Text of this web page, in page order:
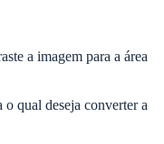
a imagem para a área
o qual deseja converter a